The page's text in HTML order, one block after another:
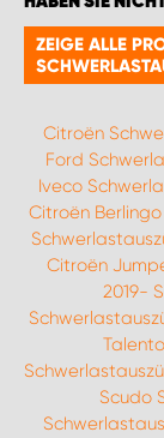
ZEIGE ALLE
Citroën
Ford
Iveco
Citroën
Citroën
2019-
Scudo